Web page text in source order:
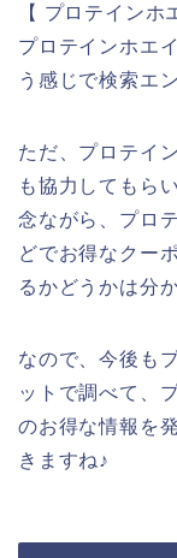
【 プロテイン
プロテインホエ
う感じで検索エ
ただ、プロテイ
も協力してもら
念ながら、プロ
どでお得なクー
るかどうかは分
なので、今後も
ットで調べて、
のお得な情報を
きますね♪